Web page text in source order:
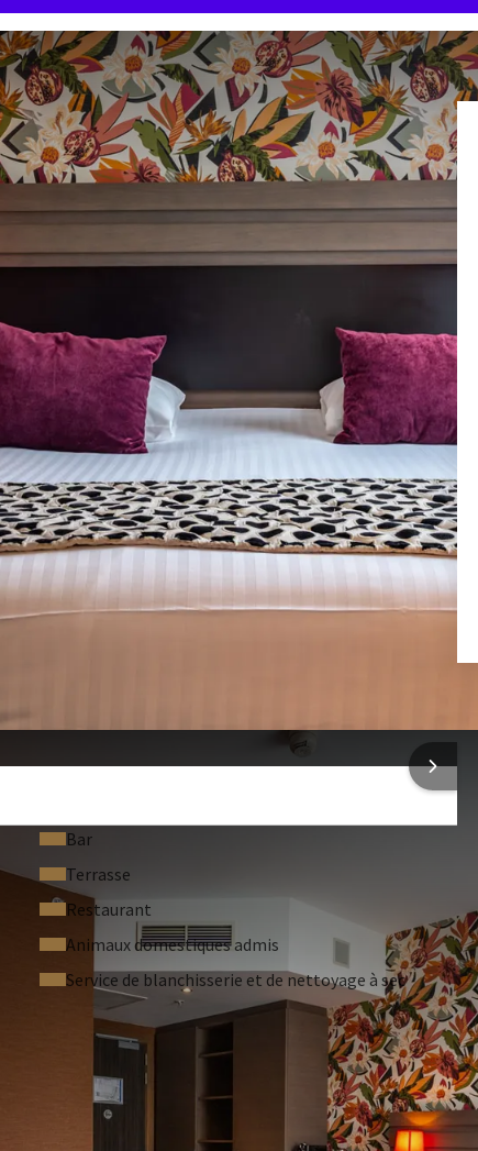
Classic King à Liège
coupleou un voyage d’affaires, elle offre tout le confort
salle de bain moderne avec douche et baignoire, d’une
thé pour vos moments de détente. Profitez également du
pour travailler ou planifier votre journée.
chambre vous permet d’accéder facilement auxsites
tout en profitant du confort et de la tranquillité d’un
INSTALLATIONS
Grand lit
Baignoire et/ou douche
pantoufles
Douche séparée
Équipements pour préparer du café et du thé
Bar
Terrasse
Restaurant
Animaux domestiques admis
Service de blanchisserie et de nettoyage à sec